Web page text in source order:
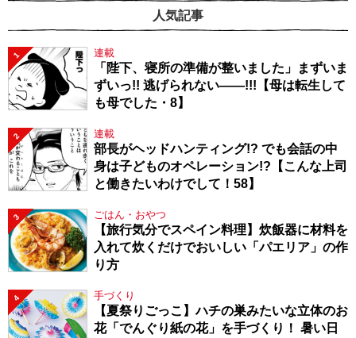
人気記事
1 連載
「陛下、寝所の準備が整いました」まずいま
ずいっ!! 逃げられない――!!!【母は転生して
も母でした・8】
2 連載
部長がヘッドハンティング!? でも会話の中
身は子どものオペレーション!?【こんな上司
と働きたいわけでして！58】
3 ごはん・おやつ
【旅行気分でスペイン料理】炊飯器に材料を
入れて炊くだけでおいしい「パエリア」の作
り方
4 手づくり
【夏祭りごっこ】ハチの巣みたいな立体のお
花「でんぐり紙の花」を手づくり！ 暑い日